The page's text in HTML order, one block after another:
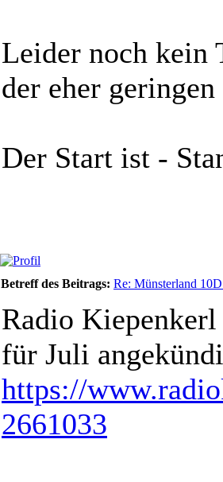
Leider noch kein
der eher
Der Start ist -
Betreff des Beitrags: Re: Münsterland
Radio
für Juli
https://
2661033